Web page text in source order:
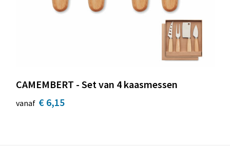
CAMEMBERT - Set van 4 kaasmessen
vanaf € 6,15